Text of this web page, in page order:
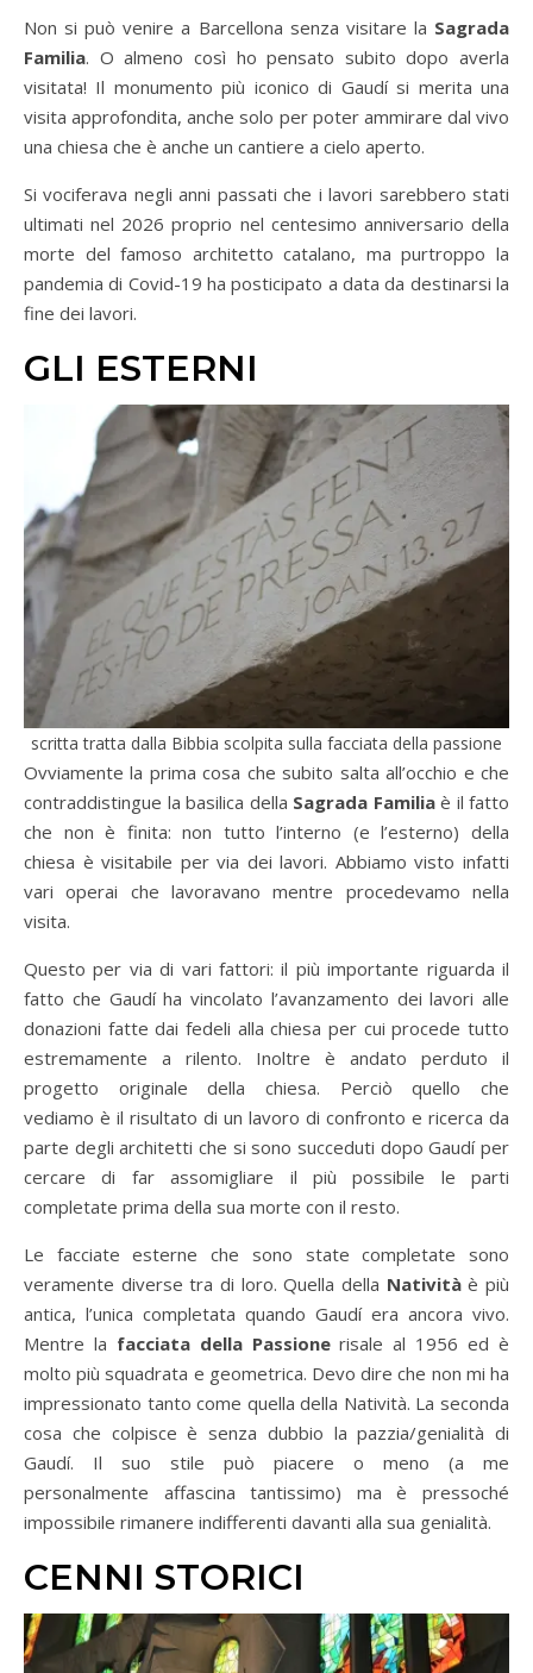
Non si può venire a Barcellona senza visitare la Sagrada
Familia. O almeno così ho pensato subito dopo averla
visitata! Il monumento più iconico di Gaudí si merita una
visita approfondita, anche solo per poter ammirare dal vivo
una chiesa che è anche un cantiere a cielo aperto.
Si vociferava negli anni passati che i lavori sarebbero stati
ultimati nel 2026 proprio nel centesimo anniversario della
morte del famoso architetto catalano, ma purtroppo la
pandemia di Covid-19 ha posticipato a data da destinarsi la
fine dei lavori.
GLI ESTERNI
scritta tratta dalla Bibbia scolpita sulla facciata della passione
Ovviamente la prima cosa che subito salta all’occhio e che
contraddistingue la basilica della Sagrada Familiaè il fatto
che non è finita: non tutto l’interno (e l’esterno) della
chiesa è visitabile per via dei lavori. Abbiamo visto infatti
vari operai che lavoravano mentre procedevamo nella
visita.
Questo per via di vari fattori: il più importante riguarda il
fatto che Gaudí ha vincolato l’avanzamento dei lavori alle
donazioni fatte dai fedeli alla chiesa per cui procede tutto
estremamente a rilento. Inoltre è andato perduto il
progetto originale della chiesa. Perciò quello che
vediamo è il risultato di un lavoro di confronto e ricerca da
parte degli architetti che si sono succeduti dopo Gaudí per
cercare di far assomigliare il più possibile le parti
completate prima della sua morte con il resto.
Le facciate esterne che sono state completate sono
veramente diverse tra di loro. Quella della Nativitàè più
antica, l’unica completata quando Gaudí era ancora vivo.
Mentre la facciata della Passionerisale al 1956 ed è
molto più squadrata e geometrica. Devo dire che non mi ha
impressionato tanto come quella della Natività. La seconda
cosa che colpisce è senza dubbio la pazzia/genialità di
Gaudí. Il suo stile può piacere o meno (a me
personalmente affascina tantissimo) ma è pressoché
impossibile rimanere indifferenti davanti alla sua genialità.
CENNI STORICI